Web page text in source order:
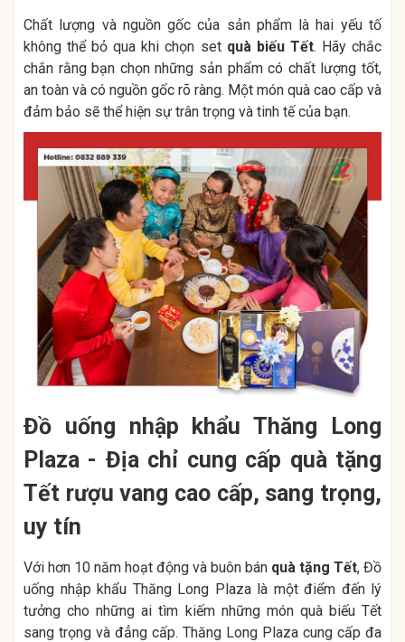
Chất lượng và nguồn gốc của sản phẩm là hai yếu tố
không thể bỏ qua khi chọn set quà biếu Tết. Hãy chắc
chắn rằng bạn chọn những sản phẩm có chất lượng tốt,
an toàn và có nguồn gốc rõ ràng. Một món quà cao cấp và
đảm bảo sẽ thể hiện sự trân trọng và tinh tế của bạn.
Đồ uống nhập khẩu Thăng Long
Plaza - Địa chỉ cung cấp quà tặng
Tết rượu vang cao cấp, sang trọng,
uy tín
Với hơn 10 năm hoạt động và buôn bán quà tặng Tết, Đồ
uống nhập khẩu Thăng Long Plaza là một điểm đến lý
tưởng cho những ai tìm kiếm những món quà biếu Tết
sang trọng và đẳng cấp. Thăng Long Plaza cung cấp đa